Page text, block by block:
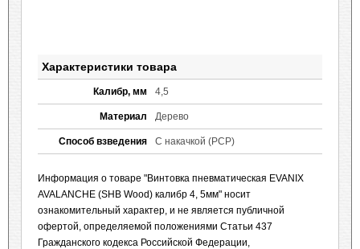
Характеристики товара
Калибр, мм 4,5
Материал Дерево
Способ взведения С накачкой (PCP)
Информация о товаре "Винтовка пневматическая EVANIX
AVALANCHE (SHB Wood) калибр 4, 5мм" носит
ознакомительный характер, и не является публичной
офертой, определяемой положениями Статьи 437
Гражданского кодекса Российской Федерации,